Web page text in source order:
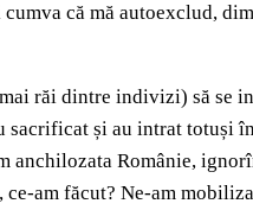
că mă autoexclud,
răi dintre indivizi) să se
și au intrat totuși
anchilozata Românie,
am făcut? Ne-am